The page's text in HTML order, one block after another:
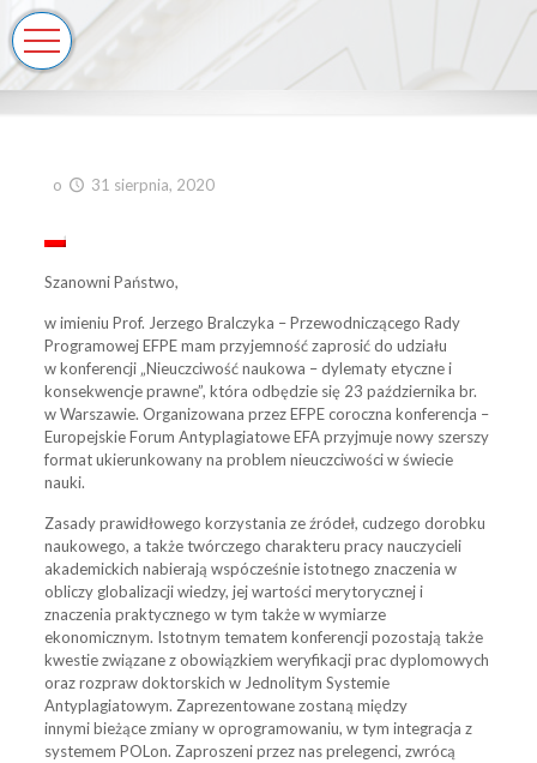
o 31 sierpnia, 2020
Szanowni Państwo,
w imieniu Prof. Jerzego Bralczyka – Przewodniczącego Rady
Programowej EFPE mam przyjemność zaprosić do udziału
w konferencji „Nieuczciwość naukowa – dylematy etyczne i
konsekwencje prawne”, która odbędzie się 23 października br.
w Warszawie. Organizowana przez EFPE coroczna konferencja –
Europejskie Forum Antyplagiatowe EFA przyjmuje nowy szerszy
format ukierunkowany na problem nieuczciwości w świecie
nauki.
Zasady prawidłowego korzystania ze źródeł, cudzego dorobku
naukowego, a także twórczego charakteru pracy nauczycieli
akademickich nabierają wspócześnie istotnego znaczenia w
obliczy globalizacji wiedzy, jej wartości merytorycznej i
znaczenia praktycznego w tym także w wymiarze
ekonomicznym. Istotnym tematem konferencji pozostają także
kwestie związane z obowiązkiem weryfikacji prac dyplomowych
oraz rozpraw doktorskich w Jednolitym Systemie
Antyplagiatowym. Zaprezentowane zostaną między
innymi bieżące zmiany w oprogramowaniu, w tym integracja z
systemem POLon. Zaproszeni przez nas prelegenci, zwrócą